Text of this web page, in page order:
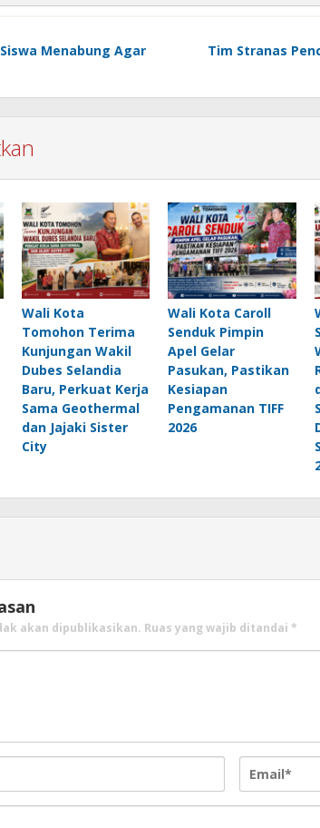
Menabung Agar
Tim Stranas
Wali Kota
Tomohon Terima
Kunjungan Wakil
Dubes Selandia
Baru, Perkuat Kerja
Sama Geothermal
dan Jajaki Sister
City
Wali Kota Caroll
Senduk Pimpin
Apel Gelar
Pasukan, Pastikan
Kesiapan
Pengamanan TIFF
2026
akan dipublikasikan. Ruas yang wajib ditandai *